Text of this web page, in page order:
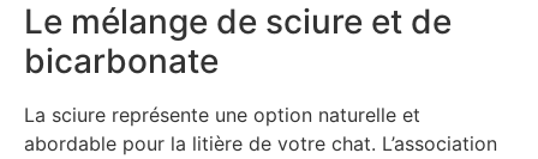
Le mélange de sciure et de
bicarbonate
La sciure représente une option naturelle et
abordable pour la litière de votre chat. L’association